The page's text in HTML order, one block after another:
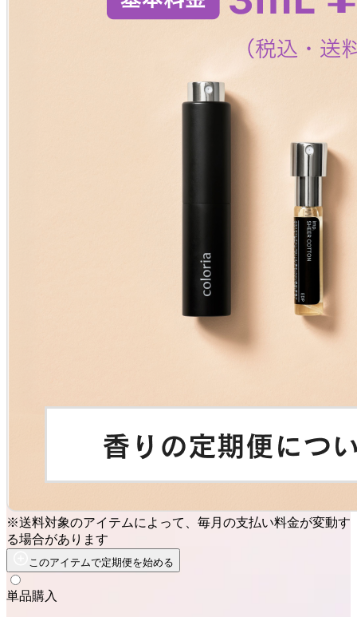
※送料対象のアイテムによって、毎月の支払い料金が変動す
る場合があります
このアイテムで定期便を始める
単品購入